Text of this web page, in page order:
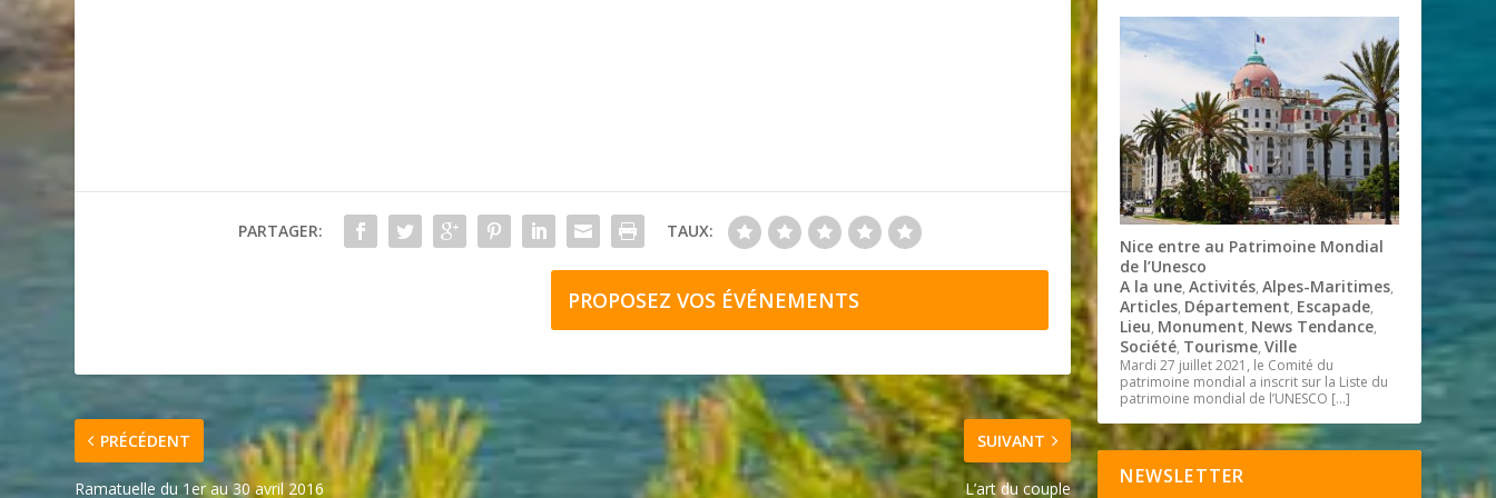
PARTAGER: TAUX:
PROPOSEZ VOS ÉVÉNEMENTS
PRÉCÉDENT
Ramatuelle du 1er au 30 avril 2016
SUIVANT
L’art du couple
Nice entre au Patrimoine Mondial
de l’Unesco
A la une,Activités,Alpes-Maritimes,
Articles, Département, Escapade,
Lieu, Monument, News Tendance,
Société, Tourisme,Ville
Mardi 27 juillet 2021, le Comité du
patrimoine mondial a inscrit sur la Liste du
patrimoine mondial de l’UNESCO […]
NEWSLETTER